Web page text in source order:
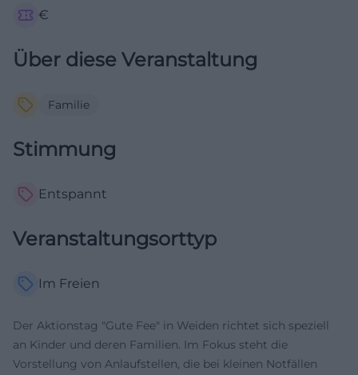
€
Über diese Veranstaltung
Familie
Stimmung
Entspannt
Veranstaltungsorttyp
Im Freien
Der Aktionstag "Gute Fee" in Weiden richtet sich speziell
an Kinder und deren Familien. Im Fokus steht die
Vorstellung von Anlaufstellen, die bei kleinen Notfällen